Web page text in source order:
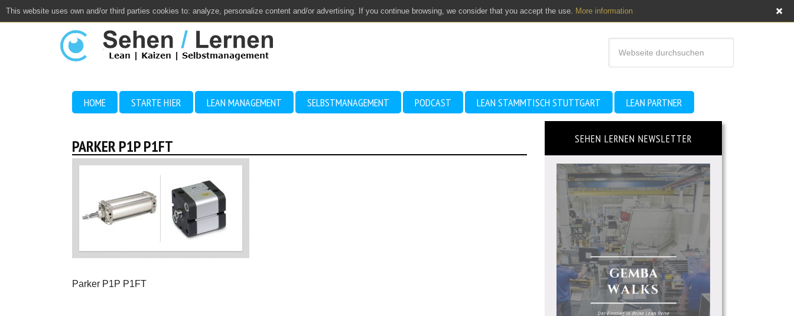
This website uses own and/or third parties cookies to: analyze, personalize content and/or advertising. If you continue browsing, we consider that you accept the use. More information
Close
HOME STARTE HIER LEAN MANAGEMENT SELBSTMANAGEMENT PODCAST LEAN STAMMTISCH STUTTGART LEAN PARTNER
PARKER P1P P1FT
Parker P1P P1FT
SEHEN LERNEN NEWSLETTER